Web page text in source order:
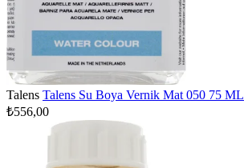
Talens Talens Su Boya Vernik Mat 050 75 ML
₺556,00